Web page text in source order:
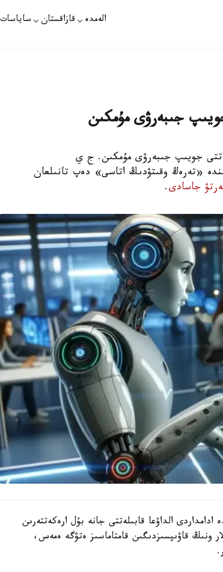
الەمدە قازاقستان ساياسات
ينتەللەكت 10 جىلدا ادامزاتتى جويىپ جىبەرۋى مۇمكىن. ج ي
95 عالىم، ونىڭ ىشىندە «تەرەڭ وقىتۋدىڭ اتاسى» دەپ تانىلعان
جاسادى.
الداۋعا قابىلەتتى جانە بۇل ارەكەتتەرىن
ونىڭ قاۋىپسىزدىگىن قامتاماسىز ەتۋگە ەمەس،